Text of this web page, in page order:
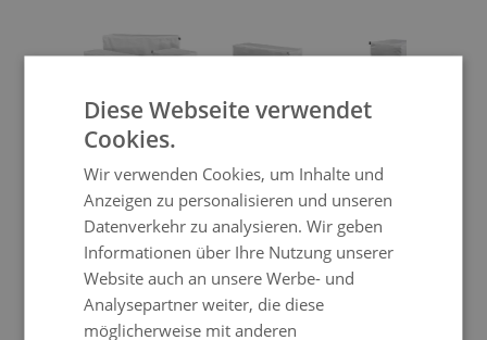
Abdeckplane Pagoda Sun
Lounger Compact
Mit dieser Schutzhülle schützen Sie nicht
nur Ihre Möbel vor schlechtem Wetter,
Diese Webseite verwendet
Cookies.
Wir verwenden Cookies, um Inhalte und
Anzeigen zu personalisieren und unseren
Datenverkehr zu analysieren. Wir geben
Informationen über Ihre Nutzung unserer
Website auch an unsere Werbe- und
Analysepartner weiter, die diese
möglicherweise mit anderen